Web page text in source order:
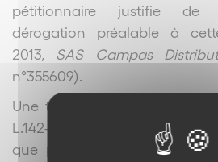
pétitionnaire justifie de
dérogation préalable à
2013, SAS Campas
n°355609).
Une telle dérogation peut,
L.142-5 du Code de
que par l’autorité